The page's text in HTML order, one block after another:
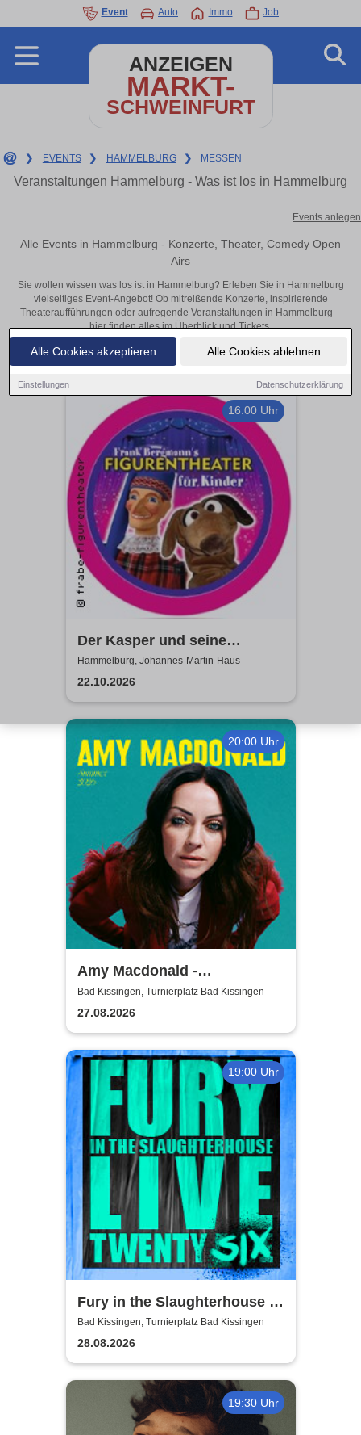
Alle Cookies akzeptieren Alle Cookies ablehnen
Einstellungen Datenschutzerklärung
Event Auto Immo Job
ANZEIGEN
MARKT-
SCHWEINFURT
❯ EVENTS ❯ HAMMELBURG ❯ MESSEN
Veranstaltungen Hammelburg - Was ist los in Hammelburg
Events anlegen
Alle Events in Hammelburg - Konzerte, Theater, Comedy Open
Airs
Sie wollen wissen was los ist in Hammelburg? Erleben Sie in Hammelburg
vielseitiges Event-Angebot! Ob mitreißende Konzerte, inspirierende
Theateraufführungen oder aufregende Veranstaltungen in Hammelburg –
hier finden alles im Überblick und Tickets.
16:00 Uhr
Der Kasper und seine
Freunde kommen zu euch!
frabe-figurentheater
Hammelburg, Johannes-Martin-Haus
22.10.2026
20:00 Uhr
Amy Macdonald -
Sommershows 2026
Bad Kissingen, Turnierplatz Bad Kissingen
27.08.2026
19:00 Uhr
Fury in the Slaughterhouse -
Fury Live Twenty Six
Bad Kissingen, Turnierplatz Bad Kissingen
28.08.2026
19:30 Uhr